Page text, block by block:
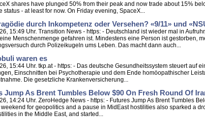
shares have plunged 50% from their peak and now trade about 15%
status - at least for now. On Friday evening, SpaceX...
durch Inkompetenz oder Versehen? «9/11» und
15:49 Uhr. Transition News - https: - Deutschland ist wieder mal in
Menschenmenge gefahren ist. Mindestens eine Person ist gestorben,
durch Polizeikugeln ums Leben. Das macht dann auch...
waren es
15:44 Uhr. tkp.at - https: - Das deutsche Gesundheitssystem steuert
Einschnitten bei Psychotherapie und dem Ende homöopathischer
Die gesetzliche Krankenversicherung...
Jump As Brent Tumbles Below $90 On Fresh Round Of
14:24 Uhr. ZeroHedge News - https: - Futures Jump As Brent Tumbles
for geopolitics and a pause in MidEast hostilities also sparked a
in the Middle East, and started...